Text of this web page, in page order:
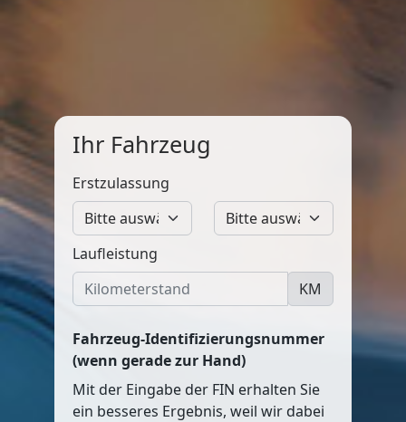
Ihr Fahrzeug
Erstzulassung
Laufleistung
KM
Fahrzeug-Identifizierungsnummer
(wenn gerade zur Hand)
Mit der Eingabe der FIN erhalten Sie
ein besseres Ergebnis, weil wir dabei